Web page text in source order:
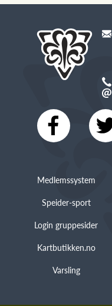
Medlemssystem
Speider-sport
Login gruppesider
Kartbutikken.no
Varsling